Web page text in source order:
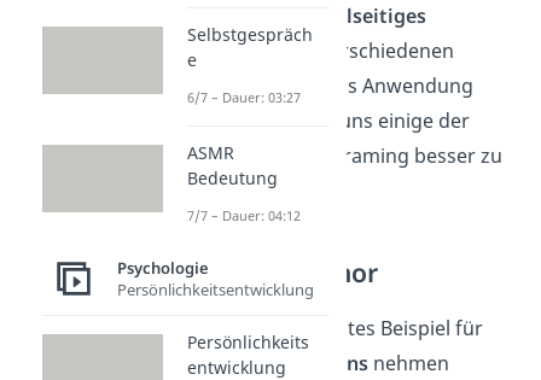
vielseitiges
Werkzeug
, das in verschiedenen
Bereichen des Lebens Anwendung
findet. Schauen wir uns einige der
Bereiche
an, um Reframing besser zu
verstehen:
Witze und Humor
Witze
sind oft ein gutes Beispiel für
Reframing.Comediansnehmen
Selbstgespräch
e
6/7 – Dauer: 03:27
ASMR
Bedeutung
7/7 – Dauer: 04:12
Psychologie
Persönlichkeitsentwicklung
Persönlichkeits
entwicklung